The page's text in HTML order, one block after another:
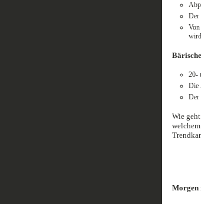
Der
20-
Die
Der
Wie
Morgen